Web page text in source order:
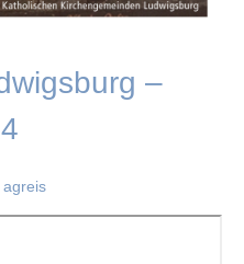
–
agreis